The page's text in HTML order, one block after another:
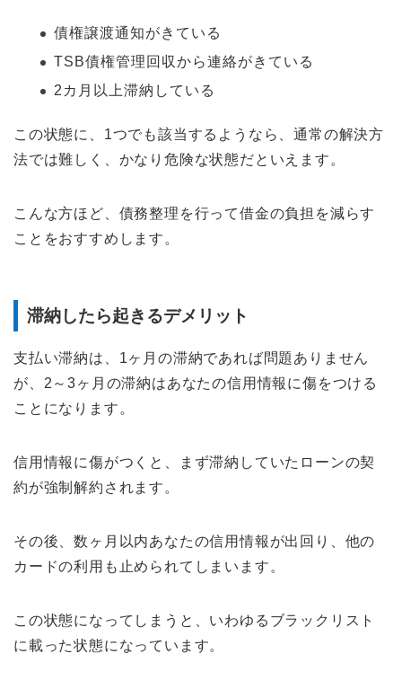
債権譲渡通知がきている
TSB債権管理回収から連絡がきている
2カ月以上滞納している
この状態に、1つでも該当するようなら、通常の解決方
法では難しく、かなり危険な状態だといえます。
こんな方ほど、債務整理を行って借金の負担を減らす
ことをおすすめします。
滞納したら起きるデメリット
支払い滞納は、1ヶ月の滞納であれば問題ありません
が、2～3ヶ月の滞納はあなたの信用情報に傷をつける
ことになります。
信用情報に傷がつくと、まず滞納していたローンの契
約が強制解約されます。
その後、数ヶ月以内あなたの信用情報が出回り、他の
カードの利用も止められてしまいます。
この状態になってしまうと、いわゆるブラックリスト
に載った状態になっています。